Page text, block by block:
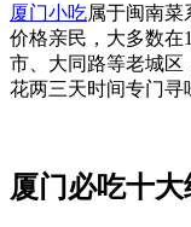
厦门小吃属于闽南菜
价格亲民，大多数在
市、大同路等老城区
花两三天时间专门寻
厦门必吃十